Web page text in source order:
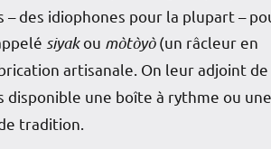
des idiophones pour la plupart –
siyakou mòtòyò(un râcleur en
artisanale. On leur adjoint de
disponible une boîte à rythme ou une
tradition.